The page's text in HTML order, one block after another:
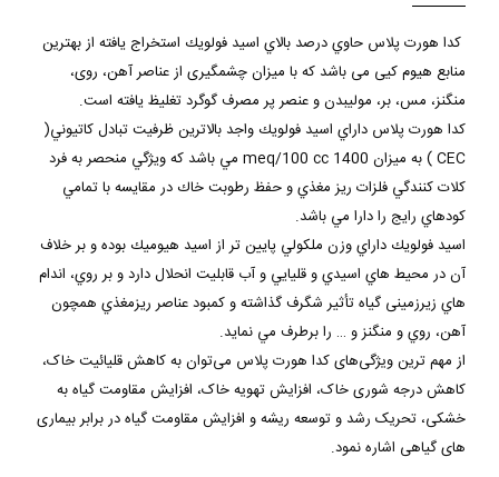
كدا هورت پلاس حاوي درصد بالاي اسيد فولويك استخراج يافته از بهترین
منابع هیوم کیی می باشد که با میزان چشمگیری از عناصر آهن، روی،
منگنز، مس، بر، موليبدن و عنصر پر مصرف گوگرد تغليظ يافته است.
كدا هورت پلاس داراي اسيد فولويك واجد بالاترين ظرفيت تبادل كاتيوني(
CEC ) به ميزان 1400 meq/100 cc مي باشد كه ويژگي منحصر به فرد
كلات كنندگي فلزات ريز مغذي و حفظ رطوبت خاك در مقايسه با تمامي
كودهاي رايج را دارا مي باشد.
اسيد فولويك داراي وزن ملكولي پايين تر از اسيد هيوميك بوده و بر خلاف
آن در محيط هاي اسيدي و قليايي و آب قابليت انحلال دارد و بر روي، اندام
هاي زيرزمينی گياه تأثیر شگرف گذاشته و كمبود عناصر ريزمغذي همچون
آهن، روي و منگنز و … را برطرف مي نمايد.
از مهم ترین ویژگی‌های کدا هورت پلاس می‌توان به کاهش قلیائیت خاک،
کاهش درجه شوری خاک، افزایش تهویه خاک، افزایش مقاومت گیاه به
خشکی، تحریک رشد و توسعه ریشه و افزایش مقاومت گیاه در برابر بیماری
های گیاهی اشاره نمود.